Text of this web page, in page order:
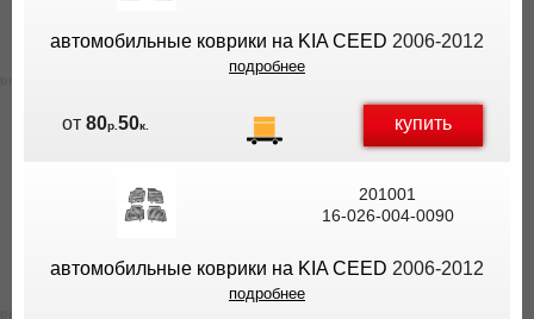
автомобильные коврики на KIA CEED 2006-2012
подробнее
от80р.50к. купить
201001
16-026-004-0090
автомобильные коврики на KIA CEED 2006-2012
подробнее